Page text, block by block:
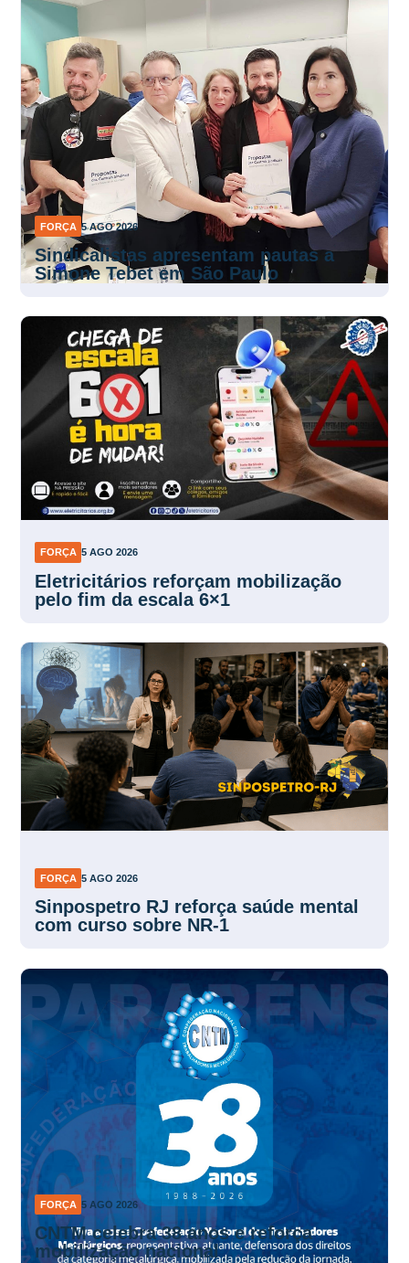
FORÇA 5 AGO 2026
Sindicalistas apresentam pautas a
Simone Tebet em São Paulo
FORÇA 5 AGO 2026
Eletricitários reforçam mobilização
pelo fim da escala 6×1
FORÇA 5 AGO 2026
Sinpospetro RJ reforça saúde mental
com curso sobre NR-1
FORÇA 5 AGO 2026
CNTM celebra 38 anos e reforça
mobilização nacional